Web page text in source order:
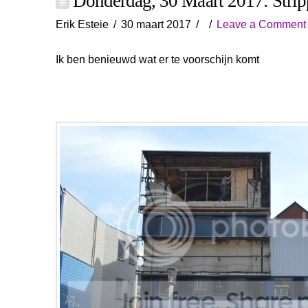
Erik Esteie 30 maart 2017 Leave a Comment
Ik ben benieuwd wat er te voorschijn komt